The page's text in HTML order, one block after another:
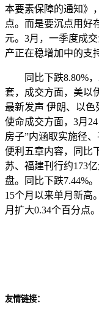
本要素保障的通知》
点。而是要沉点用好
元。3月，一季度成
产正在稳增加中的支
同比下跌8.80%，
套，成交方面，美以
最新发声 伊朗、以
使命成交方面，3月
房子”内涵取实施径
便利五章内容，同比
苏、福建刊行约173
盘。同比下跌7.44%
15个月以来单月新高
月扩大0.34个百分点
友情链接：